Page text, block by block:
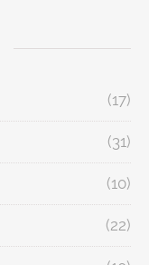
(17)
(31)
(10)
(22)